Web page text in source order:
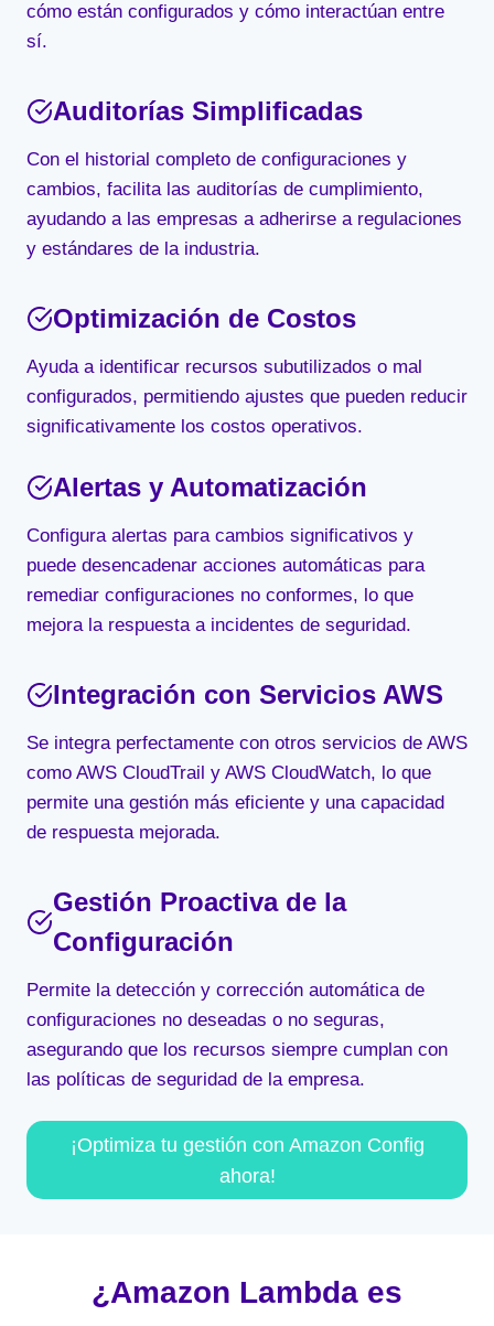
cómo están configurados y cómo interactúan entre
sí.
Auditorías Simplificadas
Con el historial completo de configuraciones y
cambios, facilita las auditorías de cumplimiento,
ayudando a las empresas a adherirse a regulaciones
y estándares de la industria.
Optimización de Costos
Ayuda a identificar recursos subutilizados o mal
configurados, permitiendo ajustes que pueden reducir
significativamente los costos operativos.
Alertas y Automatización
Configura alertas para cambios significativos y
puede desencadenar acciones automáticas para
remediar configuraciones no conformes, lo que
mejora la respuesta a incidentes de seguridad.
Integración con Servicios AWS
Se integra perfectamente con otros servicios de AWS
como AWS CloudTrail y AWS CloudWatch, lo que
permite una gestión más eficiente y una capacidad
de respuesta mejorada.
Gestión Proactiva de la
Configuración
Permite la detección y corrección automática de
configuraciones no deseadas o no seguras,
asegurando que los recursos siempre cumplan con
las políticas de seguridad de la empresa.
¡Optimiza tu gestión con Amazon Config
ahora!
¿Amazon Lambda es